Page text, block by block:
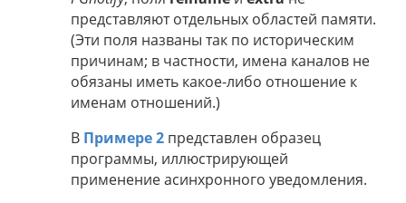
представляют отдельных областей памяти.
(Эти поля названы так по историческим
причинам; в частности, имена каналов не
обязаны иметь какое-либо отношение к
именам отношений.)
В Примере 2 представлен образец
программы, иллюстрирующей
применение асинхронного уведомления.